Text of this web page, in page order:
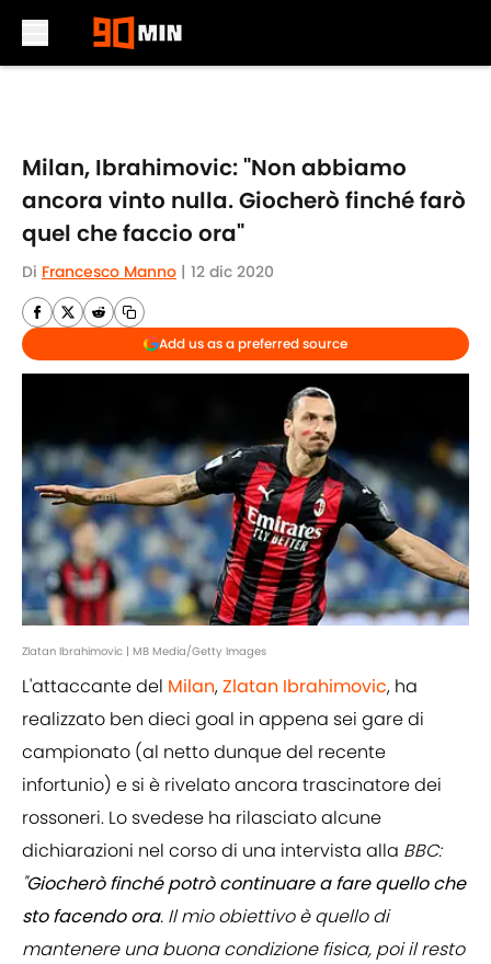
Milan, Ibrahimovic: "Non abbiamo
ancora vinto nulla. Giocherò finché farò
quel che faccio ora"
Di Francesco Manno | 12 dic 2020
Add us as a preferred source
Zlatan Ibrahimovic | MB Media/Getty Images
L'attaccante del Milan,Zlatan Ibrahimovic, ha
realizzato ben dieci goal in appena sei gare di
campionato (al netto dunque del recente
infortunio) e si è rivelato ancora trascinatore dei
rossoneri. Lo svedese ha rilasciato alcune
dichiarazioni nel corso di una intervista alla BBC:
"Giocherò finché potrò continuare a fare quello che
sto facendo ora. Il mio obiettivo è quello di
mantenere una buona condizione fisica, poi il resto